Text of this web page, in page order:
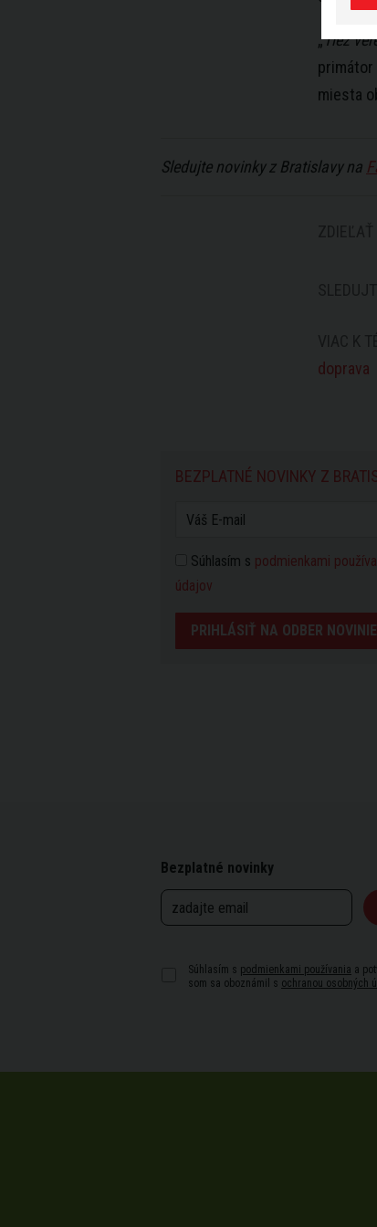
„Tiež
primátor
miesta
Sledujte novinky z Bratislavy na
doprava
BEZPLATNÉ NOVINKY Z
Súhlasím s podmienkami
údajov
PRIHLÁSIŤ NA ODBER
Bezplatné novinky
Súhlasím s podmienkami používania a
som sa oboznámil s ochranou osobných